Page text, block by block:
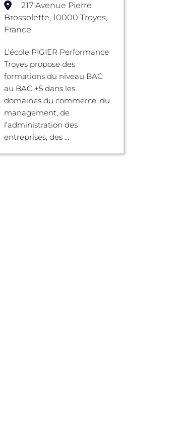
217 Avenue Pierre
Brossolette, 10000 Troyes,
France
L’école PIGIER Performance
Troyes propose des
formations du niveau BAC
au BAC +5 dans les
domaines du commerce, du
management, de
l’administration des
entreprises, des ...